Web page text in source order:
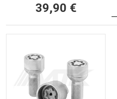
39,90 €